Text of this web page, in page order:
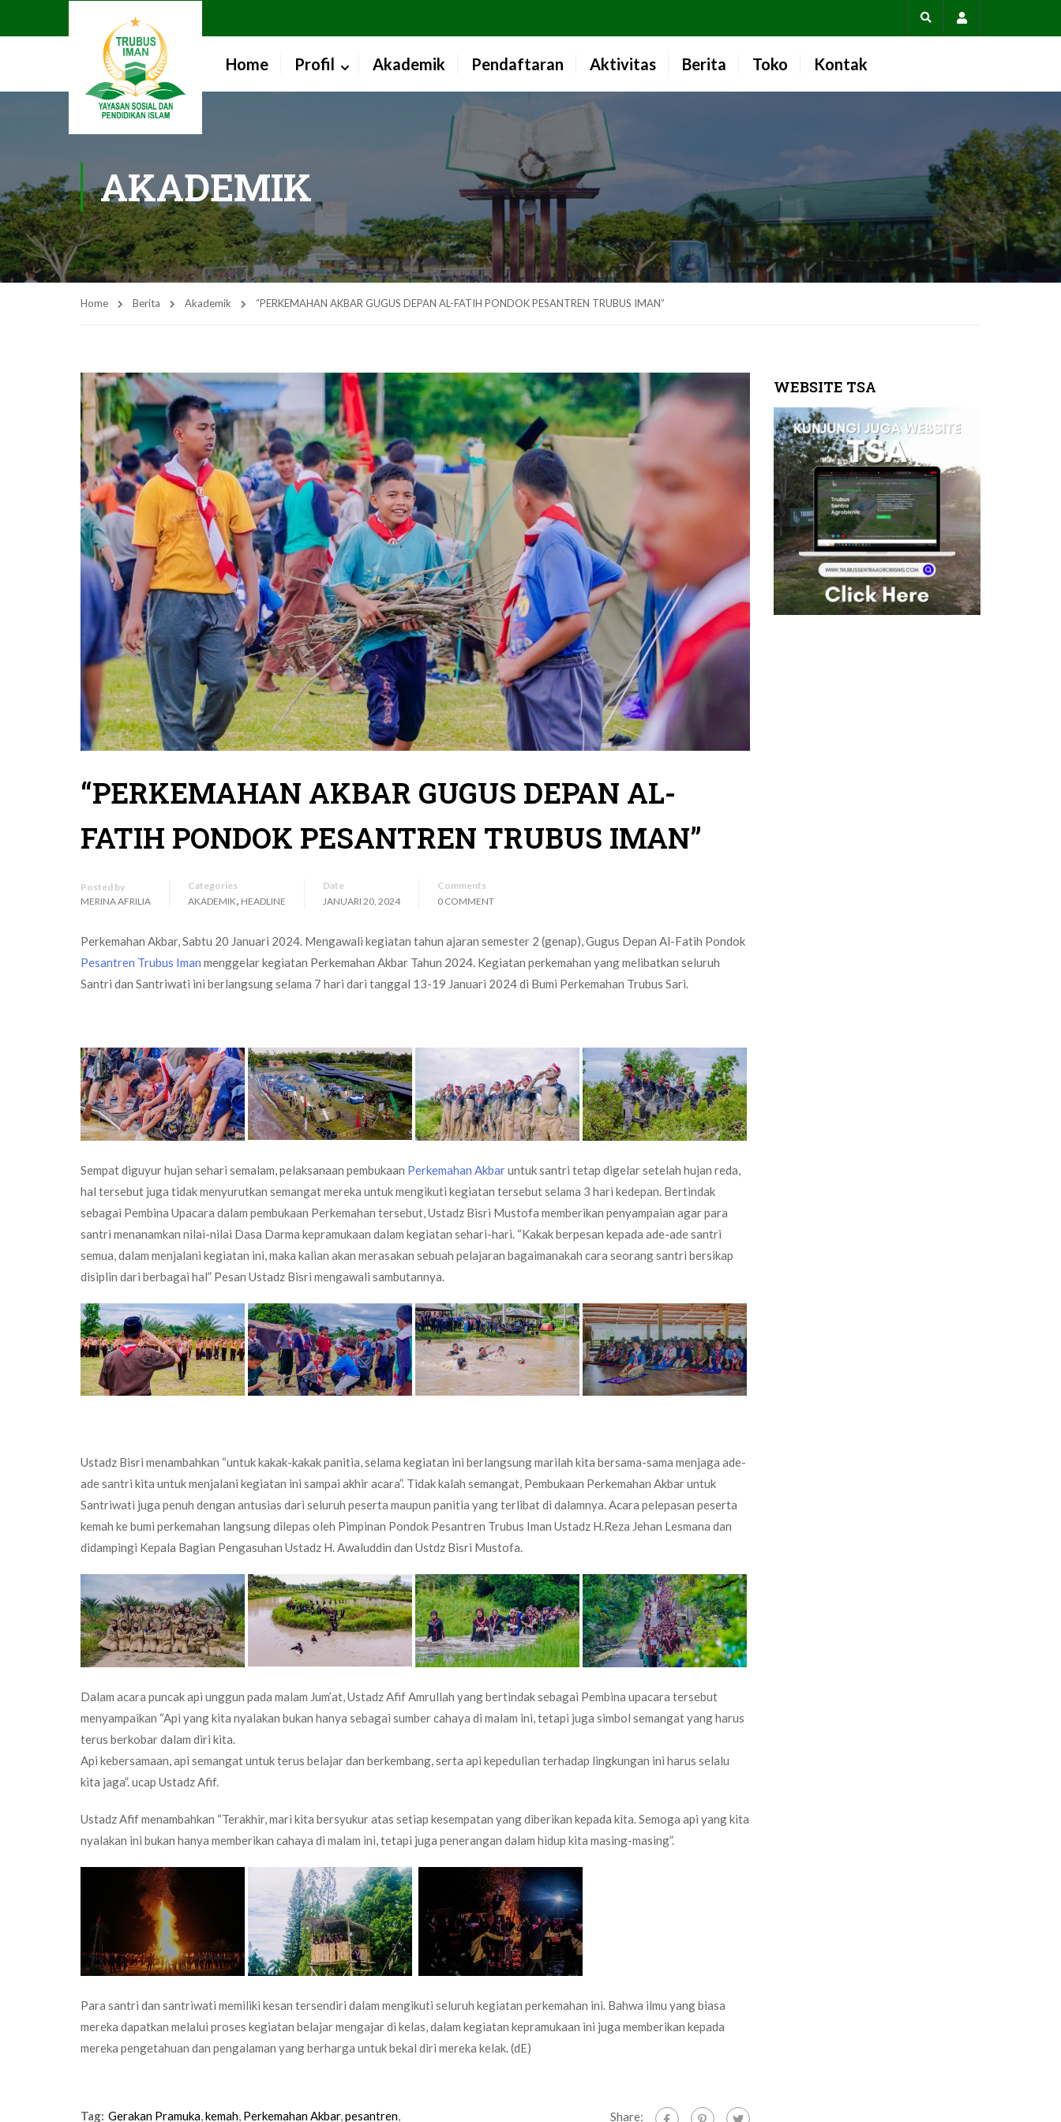
Home Profil Akademik Pendaftaran Aktivitas Berita Toko Kontak
AKADEMIK
Home Berita Akademik “PERKEMAHAN AKBAR GUGUS DEPAN AL-FATIH PONDOK PESANTREN TRUBUS IMAN”
“PERKEMAHAN AKBAR GUGUS DEPAN AL-
FATIH PONDOK PESANTREN TRUBUS IMAN”
Posted by
MERINA AFRILIA
Categories
AKADEMIK, HEADLINE
Date
JANUARI 20, 2024
Comments
0 COMMENT
Perkemahan Akbar, Sabtu 20 Januari 2024. Mengawali kegiatan tahun ajaran semester 2 (genap), Gugus Depan Al-Fatih Pondok
Pesantren Trubus Iman menggelar kegiatan Perkemahan Akbar Tahun 2024. Kegiatan perkemahan yang melibatkan seluruh
Santri dan Santriwati ini berlangsung selama 7 hari dari tanggal 13-19 Januari 2024 di Bumi Perkemahan Trubus Sari.
Sempat diguyur hujan sehari semalam, pelaksanaan pembukaan Perkemahan Akbaruntuk santri tetap digelar setelah hujan reda,
hal tersebut juga tidak menyurutkan semangat mereka untuk mengikuti kegiatan tersebut selama 3 hari kedepan. Bertindak
sebagai Pembina Upacara dalam pembukaan Perkemahan tersebut, Ustadz Bisri Mustofa memberikan penyampaian agar para
santri menanamkan nilai-nilai Dasa Darma kepramukaan dalam kegiatan sehari-hari. “Kakak berpesan kepada ade-ade santri
semua, dalam menjalani kegiatan ini, maka kalian akan merasakan sebuah pelajaran bagaimanakah cara seorang santri bersikap
disiplin dari berbagai hal” Pesan Ustadz Bisri mengawali sambutannya.
Ustadz Bisri menambahkan “untuk kakak-kakak panitia, selama kegiatan ini berlangsung marilah kita bersama-sama menjaga ade-
ade santri kita untuk menjalani kegiatan ini sampai akhir acara”. Tidak kalah semangat, Pembukaan Perkemahan Akbar untuk
Santriwati juga penuh dengan antusias dari seluruh peserta maupun panitia yang terlibat di dalamnya. Acara pelepasan peserta
kemah ke bumi perkemahan langsung dilepas oleh Pimpinan Pondok Pesantren Trubus Iman Ustadz H.Reza Jehan Lesmana dan
didampingi Kepala Bagian Pengasuhan Ustadz H. Awaluddin dan Ustdz Bisri Mustofa.
Dalam acara puncak api unggun pada malam Jum’at, Ustadz Afif Amrullah yang bertindak sebagai Pembina upacara tersebut
menyampaikan “Api yang kita nyalakan bukan hanya sebagai sumber cahaya di malam ini, tetapi juga simbol semangat yang harus
terus berkobar dalam diri kita.
Api kebersamaan, api semangat untuk terus belajar dan berkembang, serta api kepedulian terhadap lingkungan ini harus selalu
kita jaga”. ucap Ustadz Afif.
Ustadz Afif menambahkan “Terakhir, mari kita bersyukur atas setiap kesempatan yang diberikan kepada kita. Semoga api yang kita
nyalakan ini bukan hanya memberikan cahaya di malam ini, tetapi juga penerangan dalam hidup kita masing-masing”.
Para santri dan santriwati memiliki kesan tersendiri dalam mengikuti seluruh kegiatan perkemahan ini. Bahwa ilmu yang biasa
mereka dapatkan melalui proses kegiatan belajar mengajar di kelas, dalam kegiatan kepramukaan ini juga memberikan kepada
mereka pengetahuan dan pengalaman yang berharga untuk bekal diri mereka kelak. (dE)
Tag: Gerakan Pramuka,kemah, Perkemahan Akbar,pesantren, Share:
WEBSITE TSA